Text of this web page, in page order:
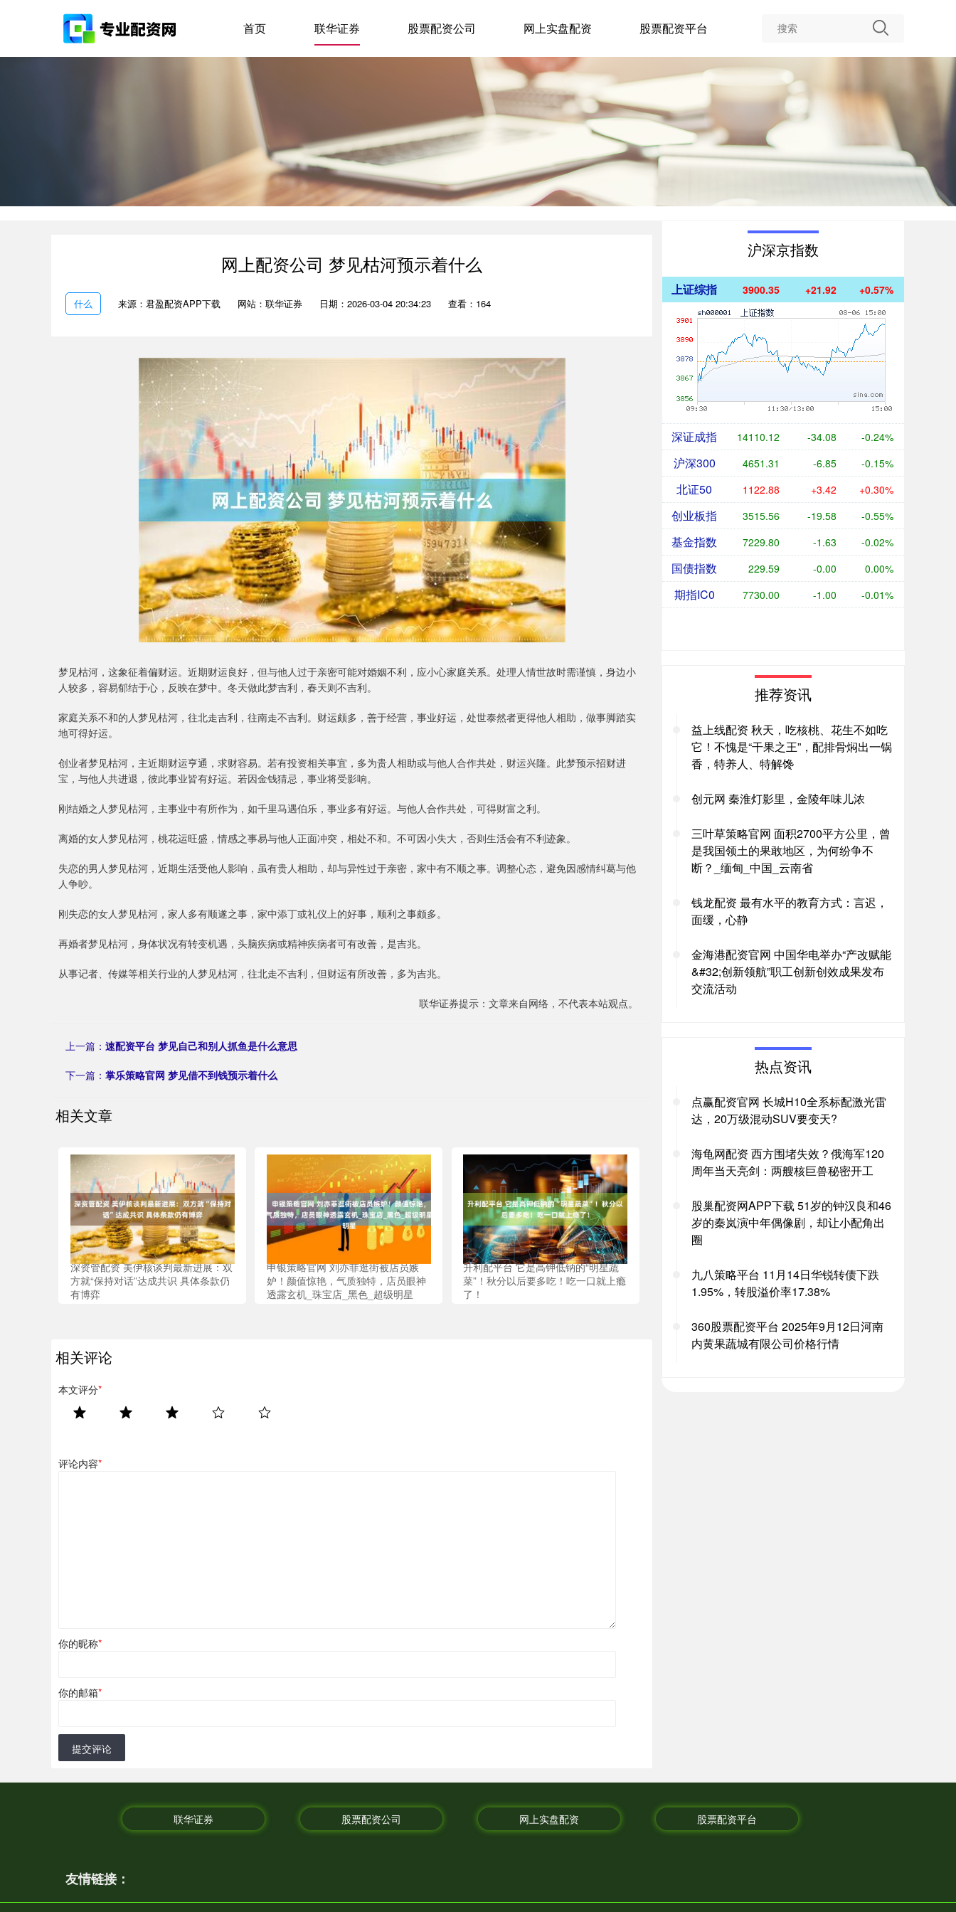
首页 联华证券 股票配资公司 网上实盘配资 股票配资平台
网上配资公司 梦见枯河预示着什么
什么 来源：君盈配资APP下载 网站：联华证券 日期：2026-03-04 20:34:23 查看：164
梦见枯河，这象征着偏财运。近期财运良好，但与他人过于亲密可能对婚姻不利，应小心家庭关系。处理人情世故时需谨慎，身边小
人较多，容易郁结于心，反映在梦中。冬天做此梦吉利，春天则不吉利。
家庭关系不和的人梦见枯河，往北走吉利，往南走不吉利。财运颇多，善于经营，事业好运，处世泰然者更得他人相助，做事脚踏实
地可得好运。
创业者梦见枯河，主近期财运亨通，求财容易。若有投资相关事宜，多为贵人相助或与他人合作共处，财运兴隆。此梦预示招财进
宝，与他人共进退，彼此事业皆有好运。若因金钱猜忌，事业将受影响。
刚结婚之人梦见枯河，主事业中有所作为，如千里马遇伯乐，事业多有好运。与他人合作共处，可得财富之利。
离婚的女人梦见枯河，桃花运旺盛，情感之事易与他人正面冲突，相处不和。不可因小失大，否则生活会有不利迹象。
失恋的男人梦见枯河，近期生活受他人影响，虽有贵人相助，却与异性过于亲密，家中有不顺之事。调整心态，避免因感情纠葛与他
人争吵。
刚失恋的女人梦见枯河，家人多有顺遂之事，家中添丁或礼仪上的好事，顺利之事颇多。
再婚者梦见枯河，身体状况有转变机遇，头脑疾病或精神疾病者可有改善，是吉兆。
从事记者、传媒等相关行业的人梦见枯河，往北走不吉利，但财运有所改善，多为吉兆。
联华证券提示：文章来自网络，不代表本站观点。
上一篇： 速配资平台 梦见自己和别人抓鱼是什么意思
下一篇： 掌乐策略官网 梦见借不到钱预示着什么
相关文章
深资管配资 美伊核谈判最新进展：双
方就“保持对话”达成共识 具体条款仍
有博弈
申银策略官网 刘亦菲逛街被店员嫉
妒！颜值惊艳，气质独特，店员眼神
透露玄机_珠宝店_黑色_超级明星
升利配平台 它是高钾低钠的“明星蔬
菜”！秋分以后要多吃！吃一口就上瘾
了！
相关评论
本文评分*
评论内容*
你的昵称*
你的邮箱*
提交评论
沪深京指数
上证综指 3900.35 +21.92 +0.57%
深证成指 14110.12 -34.08 -0.24%
沪深300 4651.31 -6.85 -0.15%
北证50 1122.88 +3.42 +0.30%
创业板指 3515.56 -19.58 -0.55%
基金指数 7229.80 -1.63 -0.02%
国债指数 229.59 -0.00 0.00%
期指IC0 7730.00 -1.00 -0.01%
推荐资讯
益上线配资 秋天，吃核桃、花生不如吃
它！不愧是“干果之王”，配排骨焖出一锅
香，特养人、特解馋
创元网 秦淮灯影里，金陵年味儿浓
三叶草策略官网 面积2700平方公里，曾
是我国领土的果敢地区，为何纷争不
断？_缅甸_中国_云南省
钱龙配资 最有水平的教育方式：言迟，
面缓，心静
金海港配资官网 中国华电举办“产改赋能
&#32;创新领航”职工创新创效成果发布
交流活动
热点资讯
点赢配资官网 长城H10全系标配激光雷
达，20万级混动SUV要变天?
海龟网配资 西方围堵失效？俄海军120
周年当天亮剑：两艘核巨兽秘密开工
股巢配资网APP下载 51岁的钟汉良和46
岁的秦岚演中年偶像剧，却让小配角出
圈
九八策略平台 11月14日华锐转债下跌
1.95%，转股溢价率17.38%
360股票配资平台 2025年9月12日河南
内黄果蔬城有限公司价格行情
联华证券 股票配资公司 网上实盘配资 股票配资平台
友情链接：